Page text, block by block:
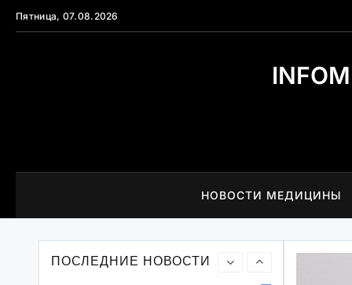
Пятница, 07.08.2026
НОВОСТИ МЕДИЦИНЫ
ПОСЛЕДНИЕ НОВОСТИ
кишечника